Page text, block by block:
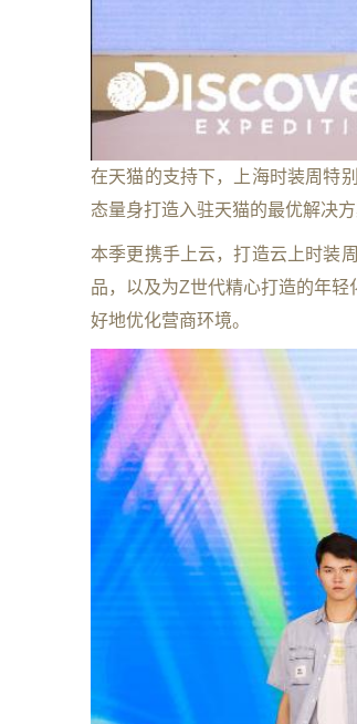
在天猫的支持下，上海时装周特
态量身打造入驻天猫的最优解决
本季更携手上云，打造云上时装
品，以及为Z世代精心打造的年
好地优化营商环境。